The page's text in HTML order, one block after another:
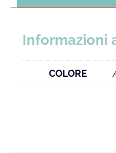
Informazioni
COLORE